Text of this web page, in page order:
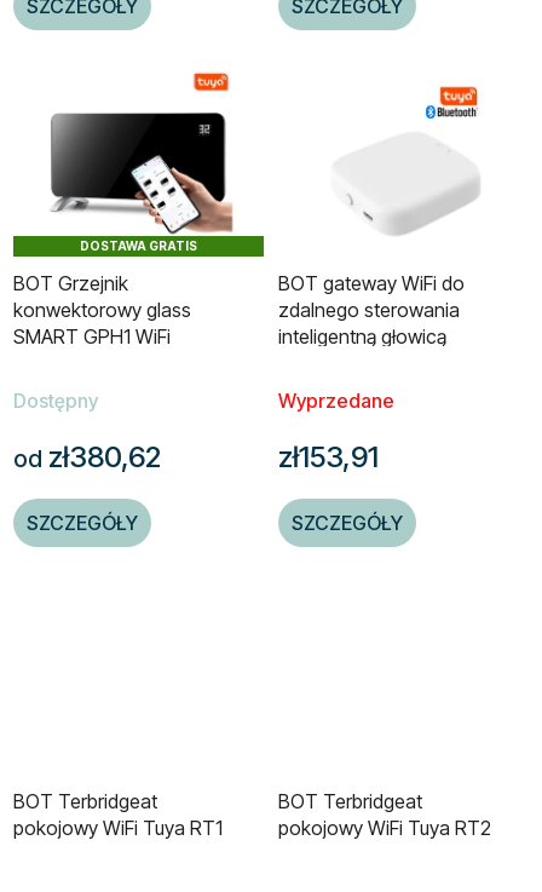
SZCZEGÓŁY SZCZEGÓŁY
DOSTAWA GRATIS
BOT Grzejnik
konwektorowy glass
SMART GPH1 WiFi
Dostępny
od zł380,62
SZCZEGÓŁY
BOT gateway WiFi do
zdalnego sterowania
inteligentną głowicą
Bluetooth/WiFi
Wyprzedane
zł153,91
SZCZEGÓŁY
BOT Terbridgeat
pokojowy WiFi Tuya RT1
BOT Terbridgeat
pokojowy WiFi Tuya RT2